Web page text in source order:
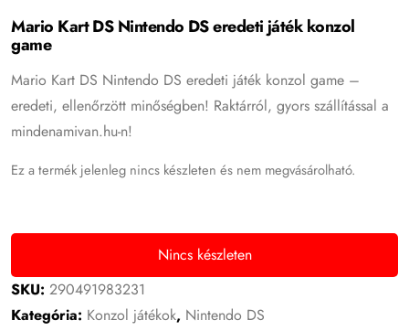
Mario Kart DS Nintendo DS eredeti játék konzol
game
Mario Kart DS Nintendo DS eredeti játék konzol game –
eredeti, ellenőrzött minőségben! Raktárról, gyors szállítással a
mindenamivan.hu-n!
Ez a termék jelenleg nincs készleten és nem megvásárolható.
Nincs készleten
SKU:290491983231
Kategória: Konzol játékok, Nintendo DS